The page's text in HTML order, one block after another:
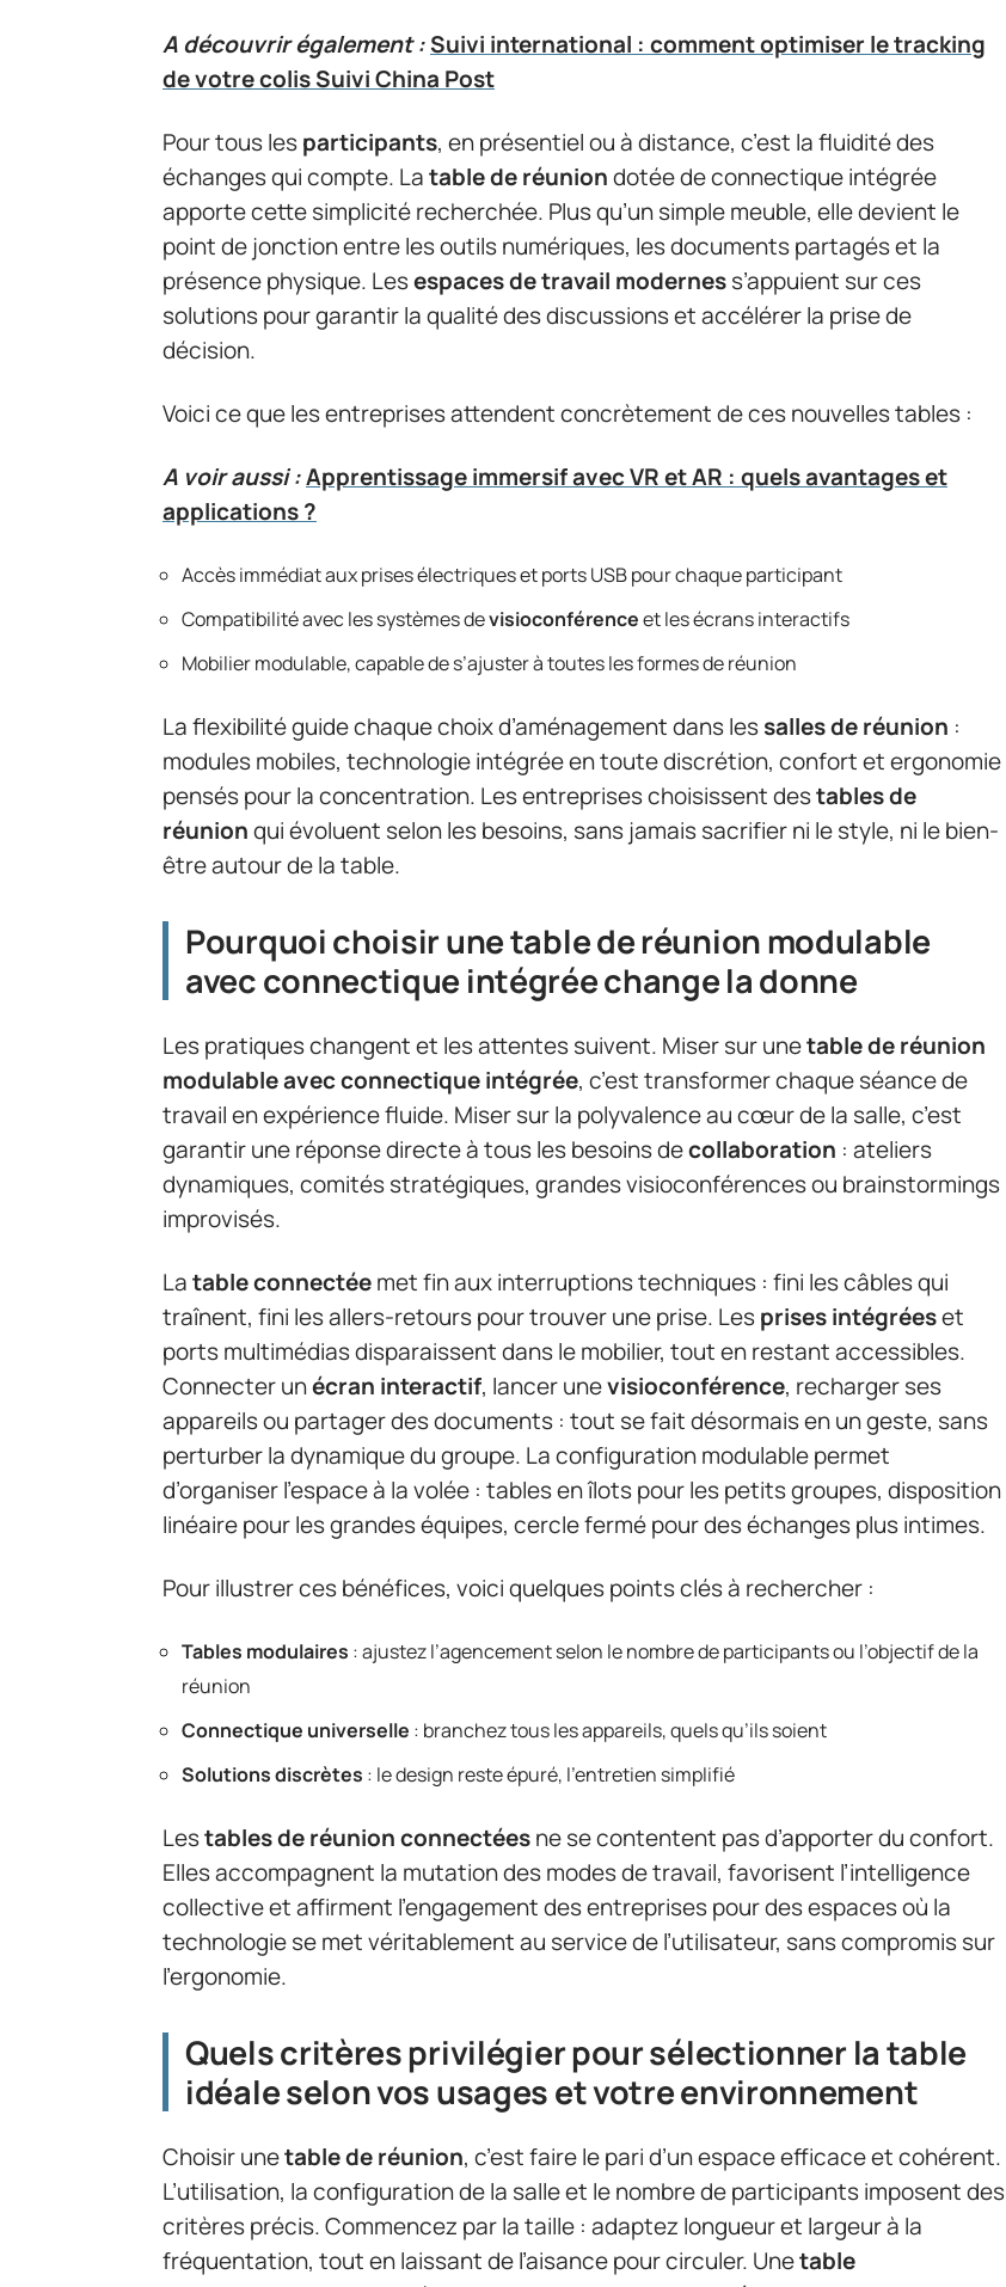
A découvrir également :Suivi international : comment optimiser le tracking
de votre colis Suivi China Post
Pour tous lesparticipants, en présentiel ou à distance, c’est la fluidité des
échanges qui compte. Latable de réuniondotée de connectique intégrée
apporte cette simplicité recherchée. Plus qu’un simple meuble, elle devient le
point de jonction entre les outils numériques, les documents partagés et la
présence physique. Lesespaces de travail moderness’appuient sur ces
solutions pour garantir la qualité des discussions et accélérer la prise de
décision.
Voici ce que les entreprises attendent concrètement de ces nouvelles tables :
A voir aussi :Apprentissage immersif avec VR et AR : quels avantages et
applications ?
Accès immédiat aux prises électriques et ports USB pour chaque participant
Compatibilité avec les systèmes devisioconférenceet les écrans interactifs
Mobilier modulable, capable de s’ajuster à toutes les formes de réunion
La flexibilité guide chaque choix d’aménagement dans lessalles de réunion :
modules mobiles, technologie intégrée en toute discrétion, confort et ergonomie
pensés pour la concentration. Les entreprises choisissent destables de
réunionqui évoluent selon les besoins, sans jamais sacrifier ni le style, ni le bien-
être autour de la table.
Pourquoi choisir une table de réunion modulable
avec connectique intégrée change la donne
Les pratiques changent et les attentes suivent. Miser sur unetable de réunion
modulable avec connectique intégrée, c’est transformer chaque séance de
travail en expérience fluide. Miser sur la polyvalence au cœur de la salle, c’est
garantir une réponse directe à tous les besoins decollaboration : ateliers
dynamiques, comités stratégiques, grandes visioconférences ou brainstormings
improvisés.
Latable connectéemet fin aux interruptions techniques : fini les câbles qui
traînent, fini les allers-retours pour trouver une prise. Lesprises intégréeset
ports multimédias disparaissent dans le mobilier, tout en restant accessibles.
Connecter unécran interactif, lancer unevisioconférence, recharger ses
appareils ou partager des documents : tout se fait désormais en un geste, sans
perturber la dynamique du groupe. La configuration modulable permet
d’organiser l’espace à la volée : tables en îlots pour les petits groupes, disposition
linéaire pour les grandes équipes, cercle fermé pour des échanges plus intimes.
Pour illustrer ces bénéfices, voici quelques points clés à rechercher :
Tables modulaires : ajustez l’agencement selon le nombre de participants ou l’objectif de la
réunion
Connectique universelle : branchez tous les appareils, quels qu’ils soient
Solutions discrètes : le design reste épuré, l’entretien simplifié
Lestables de réunion connectéesne se contentent pas d’apporter du confort.
Elles accompagnent la mutation des modes de travail, favorisent l’intelligence
collective et affirment l’engagement des entreprises pour des espaces où la
technologie se met véritablement au service de l’utilisateur, sans compromis sur
l’ergonomie.
Quels critères privilégier pour sélectionner la table
idéale selon vos usages et votre environnement
Choisir unetable de réunion, c’est faire le pari d’un espace efficace et cohérent.
L’utilisation, la configuration de la salle et le nombre de participants imposent des
critères précis. Commencez par la taille : adaptez longueur et largeur à la
fréquentation, tout en laissant de l’aisance pour circuler. Unetable